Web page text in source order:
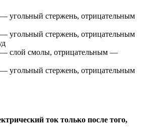
угольный стержень, отрицательным
угольный стержень, отрицательным
слой смолы, отрицательным —
угольный стержень, отрицательным
ток только после того,